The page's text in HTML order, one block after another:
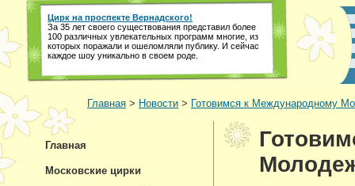
Цирк на проспекте Вернадского!
За 35 лет своего существования представил более
100 различных увлекательных программ многие, из
которых поражали и ошеломляли публику. И сейчас
каждое шоу уникально в своем роде.
Главная > Новости > Готовимся к Международному
Главная
Московские цирки